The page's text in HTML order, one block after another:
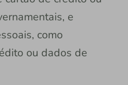
e
como
ou dados de